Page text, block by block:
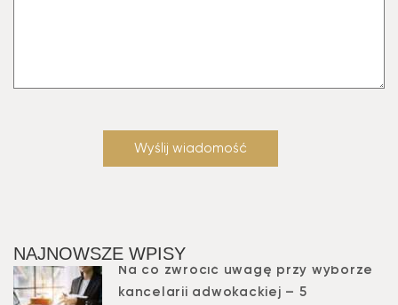
NAJNOWSZE WPISY
Na co zwrócić uwagę przy wyborze
kancelarii adwokackiej – 5